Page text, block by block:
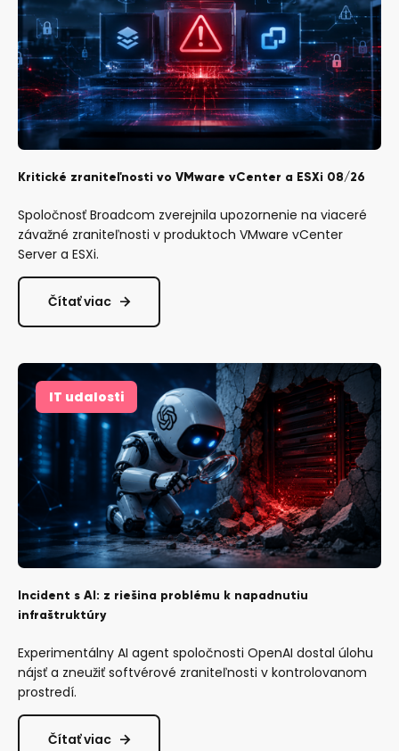
Kritické zraniteľnosti vo VMware vCenter a ESXi 08/26
Spoločnosť Broadcom zverejnila upozornenie na viaceré
závažné zraniteľnosti v produktoch VMware vCenter
Server a ESXi.
Čítať viac
IT udalosti
Incident s AI: z riešina problému k napadnutiu
infraštruktúry
Experimentálny AI agent spoločnosti OpenAI dostal úlohu
nájsť a zneužiť softvérové zraniteľnosti v kontrolovanom
prostredí.
Čítať viac